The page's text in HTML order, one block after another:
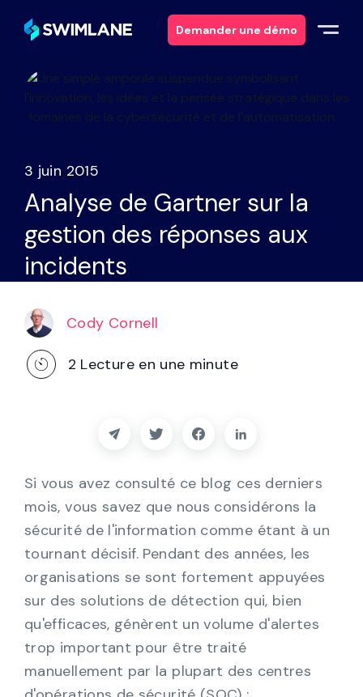
Demander une démo
Pourquoi Swimlane ?
Produits
Services
Ressources
À propos
Partenaires
Soutien
Français
Demander une démo
3 juin 2015
Analyse de Gartner sur la
gestion des réponses aux
incidents
Cody Cornell
2 Lecture en une minute
Si vous avez consulté ce blog ces derniers
mois, vous savez que nous considérons la
sécurité de l'information comme étant à un
tournant décisif. Pendant des années, les
organisations se sont fortement appuyées
sur des solutions de détection qui, bien
qu'efficaces, génèrent un volume d'alertes
trop important pour être traité
manuellement par la plupart des centres